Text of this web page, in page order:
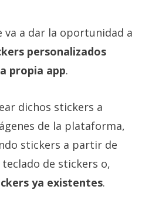
va a dar la oportunidad a
personalizados
propia app.
dichos stickers a
de la plataforma,
stickers a partir de
de stickers o,
ya existentes.